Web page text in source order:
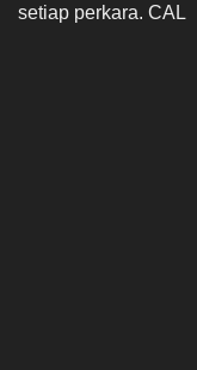
setiap perkara. CAL